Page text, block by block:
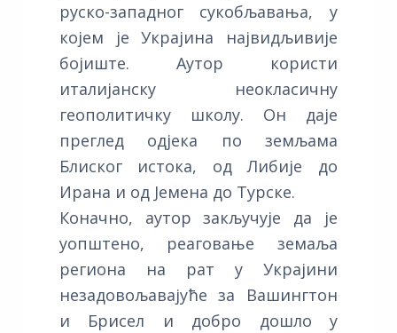
руско-западног сукобљавања, у
којем је Украјина највидљивије
бојиште. Аутор користи
италијанску неокласичну
геополитичку школу. Он даје
преглед одјека по земљама
Блиског истока, од Либије до
Ирана и од Јемена до Турске.
Коначно, аутор закључује да је
уопштено, реаговање земаља
региона на рат у Украјини
незадовољавајуће за Вашингтон
и Брисел и добро дошло у